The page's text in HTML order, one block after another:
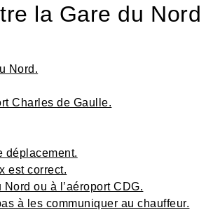
la Gare du Nord
Nord.
Charles de Gaulle.
déplacement.
est correct.
ou à l’aéroport CDG.
à les communiquer au chauffeur.